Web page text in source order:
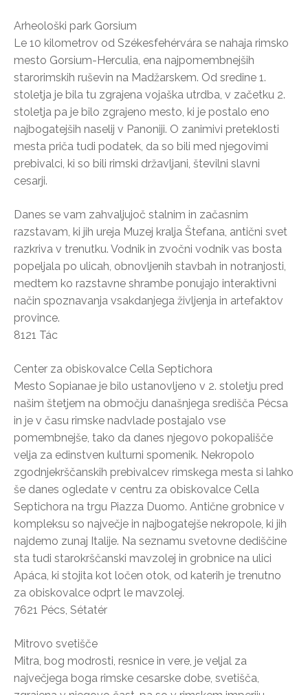
Arheološki park Gorsium
Le 10 kilometrov od Székesfehérvára se nahaja rimsko
mesto Gorsium-Herculia, ena najpomembnejših
starorimskih ruševin na Madžarskem. Od sredine 1.
stoletja je bila tu zgrajena vojaška utrdba, v začetku 2.
stoletja pa je bilo zgrajeno mesto, ki je postalo eno
najbogatejših naselij v Panoniji. O zanimivi preteklosti
mesta priča tudi podatek, da so bili med njegovimi
prebivalci, ki so bili rimski državljani, številni slavni
cesarji.
Danes se vam zahvaljujoč stalnim in začasnim
razstavam, ki jih ureja Muzej kralja Štefana, antični svet
razkriva v trenutku. Vodnik in zvočni vodnik vas bosta
popeljala po ulicah, obnovljenih stavbah in notranjosti,
medtem ko razstavne shrambe ponujajo interaktivni
način spoznavanja vsakdanjega življenja in artefaktov
province.
8121 Tác
Center za obiskovalce Cella Septichora
Mesto Sopianae je bilo ustanovljeno v 2. stoletju pred
našim štetjem na območju današnjega središča Pécsa
in je v času rimske nadvlade postajalo vse
pomembnejše, tako da danes njegovo pokopališče
velja za edinstven kulturni spomenik. Nekropolo
zgodnjekrščanskih prebivalcev rimskega mesta si lahko
še danes ogledate v centru za obiskovalce Cella
Septichora na trgu Piazza Duomo. Antične grobnice v
kompleksu so največje in najbogatejše nekropole, ki jih
najdemo zunaj Italije. Na seznamu svetovne dediščine
sta tudi starokrščanski mavzolej in grobnice na ulici
Apáca, ki stojita kot ločen otok, od katerih je trenutno
za obiskovalce odprt le mavzolej.
7621 Pécs, Sétatér
Mitrovo svetišče
Mitra, bog modrosti, resnice in vere, je veljal za
največjega boga rimske cesarske dobe, svetišča,